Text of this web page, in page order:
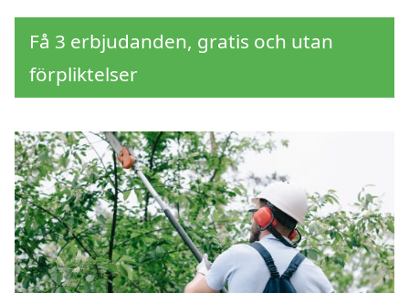
Få 3 erbjudanden, gratis och utan
förpliktelser